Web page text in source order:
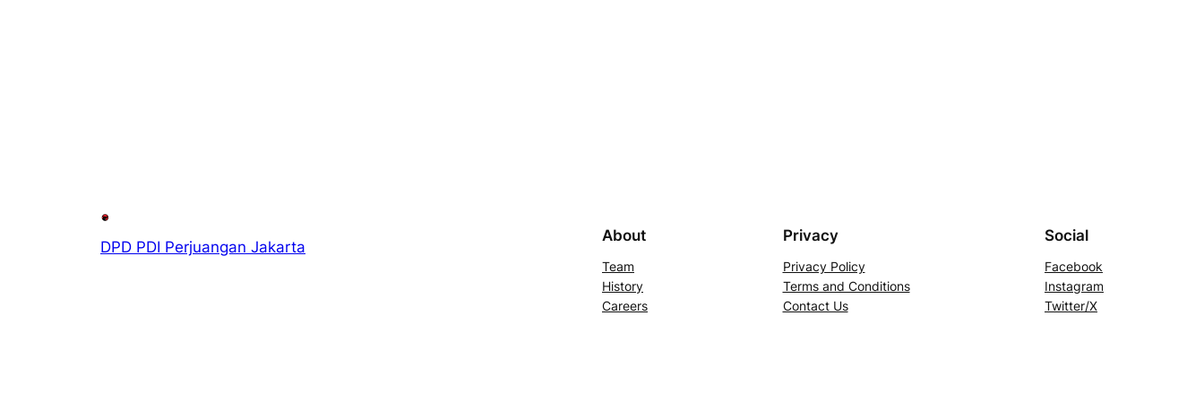
DPD PDI Perjuangan Jakarta
About
Team
History
Careers
Privacy
Privacy Policy
Terms and Conditions
Contact Us
Social
Facebook
Instagram
Twitter/X